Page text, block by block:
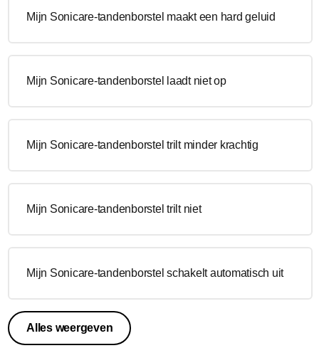
Mijn Sonicare-tandenborstel maakt een hard geluid
Mijn Sonicare-tandenborstel laadt niet op
Mijn Sonicare-tandenborstel trilt minder krachtig
Mijn Sonicare-tandenborstel trilt niet
Mijn Sonicare-tandenborstel schakelt automatisch uit
Alles weergeven